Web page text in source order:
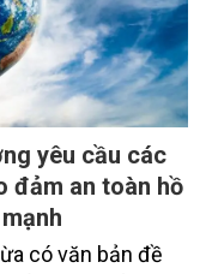
yêu cầu các
đảm an toàn hồ
có văn bản đề